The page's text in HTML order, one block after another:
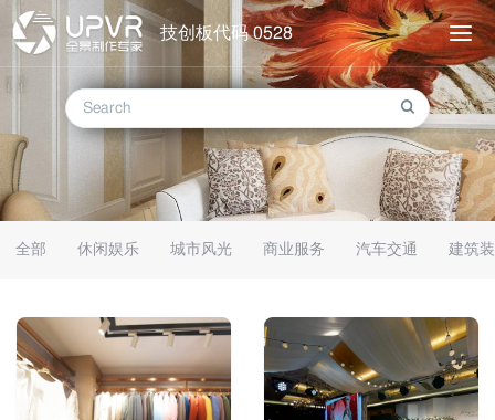
技创板代码 0528
全部 休闲娱乐 城市风光 商业服务 汽车交通 建筑